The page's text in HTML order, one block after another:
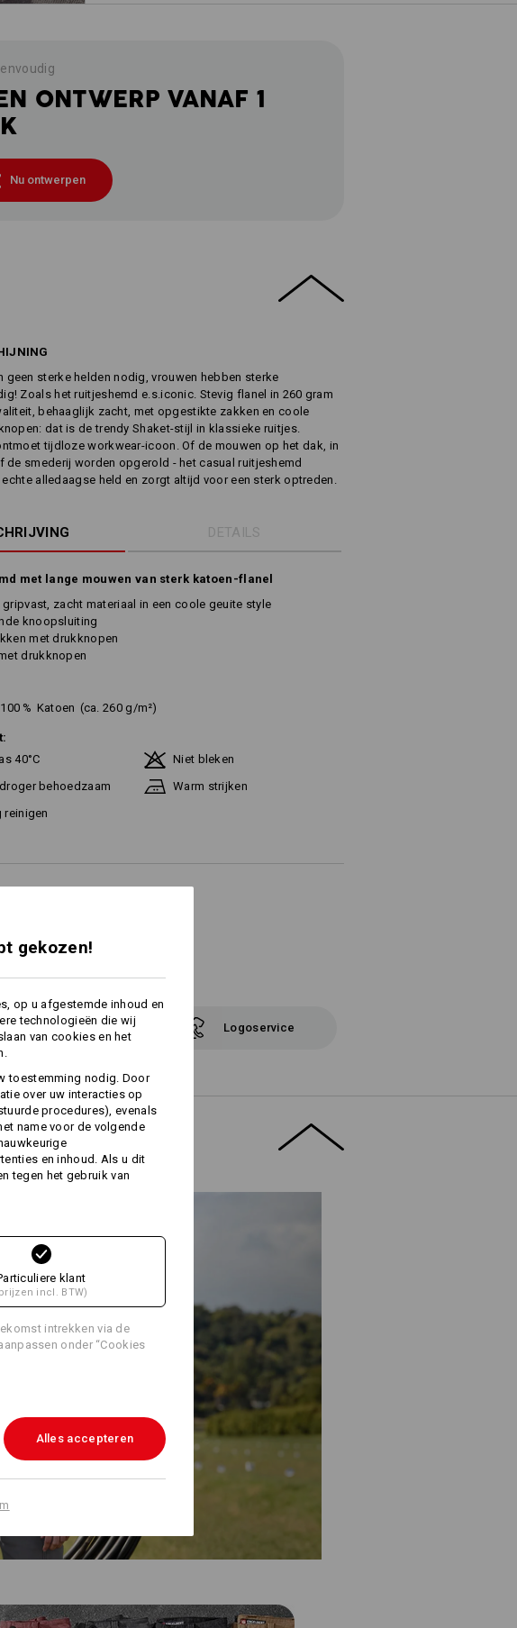
ONTWERP VANAF 1
Nu ontwerpen
geen sterke helden nodig, vrouwen hebben sterke
Zoals het ruitjeshemd e.s.iconic. Stevig flanel in 260 gram
behaaglijk zacht, met opgestikte zakken en coole
dat is de trendy Shaket-stijl in klassieke ruitjes.
tijdloze workwear-icoon. Of de mouwen op het dak, in
de smederij worden opgerold - het casual ruitjeshemd
alledaagse held en zorgt altijd voor een sterk optreden.
DETAILS
met lange mouwen van sterk katoen-flanel
zacht materiaal in een coole geuite style
knoopsluiting
met drukknopen
drukknopen
100 % Katoen (ca. 260 g/m²)
40°C
Niet bleken
behoedzaam
Warm strijken
reinigen
vormgeven Logoservice
gekozen!
op u afgestemde inhoud en
technologieën die wij
van cookies en het
toestemming nodig. Door
over uw interacties op
procedures), evenals
name voor de volgende
en inhoud. Als u dit
tegen het gebruik van
klant
incl. BTW)
intrekken via de
onder “Cookies
Alles accepteren